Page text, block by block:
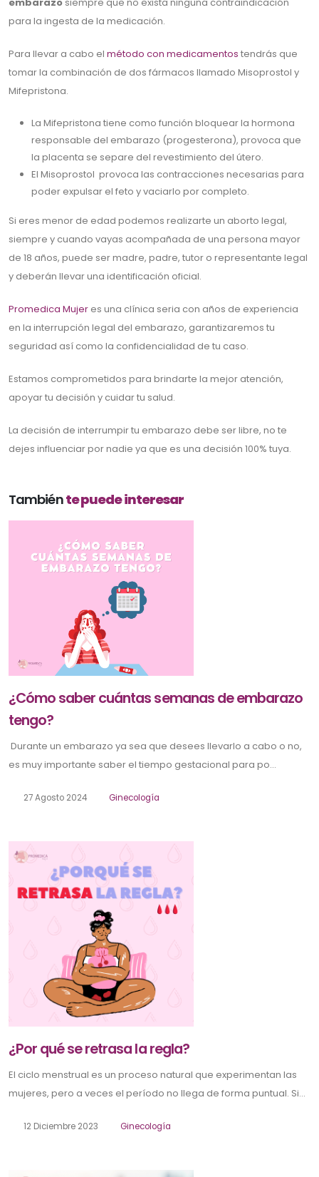
para la ingesta de la medicación.
Para llevar a cabo el método con medicamentos tendrás que
tomar la combinación de dos fármacos llamado Misoprostol y
Mifepristona.
La Mifepristona tiene como función bloquear la hormona
responsable del embarazo (progesterona), provoca que
la placenta se separe del revestimiento del útero.
El Misoprostol provoca las contracciones necesarias para
poder expulsar el feto y vaciarlo por completo.
Si eres menor de edad podemos realizarte un aborto legal,
siempre y cuando vayas acompañada de una persona mayor
de 18 años, puede ser madre, padre, tutor o representante legal
y deberán llevar una identificación oficial.
Promedica Mujer es una clínica seria con años de experiencia
en la interrupción legal del embarazo, garantizaremos tu
seguridad así como la confidencialidad de tu caso.
Estamos comprometidos para brindarte la mejor atención,
apoyar tu decisión y cuidar tu salud.
La decisión de interrumpir tu embarazo debe ser libre, no te
dejes influenciar por nadie ya que es una decisión 100% tuya.
Tambiénte puede interesar
¿Cómo saber cuántas semanas de embarazo
tengo?
Durante un embarazo ya sea que desees llevarlo a cabo o no,
es muy importante saber el tiempo gestacional para po...
27 Agosto 2024 Ginecología
¿Por qué se retrasa la regla?
El ciclo menstrual es un proceso natural que experimentan las
mujeres, pero a veces el período no llega de forma puntual. Si...
12 Diciembre 2023 Ginecología